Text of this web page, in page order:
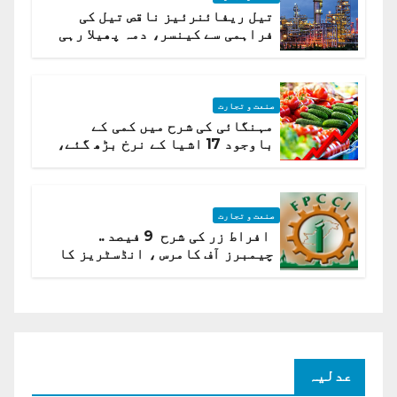
تیل ریفائنرئیز ناقص تیل کی
فراہمی سے کینسر، دمہ پھیلا رہی
صنعت و تجارت
مہنگائی کی شرح میں کمی کے
باوجود 17 اشیا کے نرخ بڑھ گئے،
صنعت و تجارت
افراط زر کی شرح 9 فیصد ..
چیمبرز آف کامرس ، انڈسٹریز کا
عدلیہ